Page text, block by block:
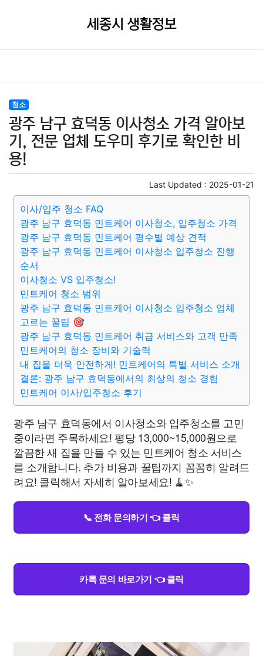
세종시 생활정보
청소
광주 남구 효덕동 이사청소 가격 알아보
기, 전문 업체 도우미 후기로 확인한 비
용!
Last Updated : 2025-01-21
이사/입주 청소 FAQ
광주 남구 효덕동 민트케어 이사청소, 입주청소 가격
광주 남구 효덕동 민트케어 평수별 예상 견적
광주 남구 효덕동 민트케어 이사청소 입주청소 진행
순서
이사청소 VS 입주청소!
민트케어 청소 범위
광주 남구 효덕동 민트케어 이사청소 입주청소 업체
고르는 꿀팁 🎯
광주 남구 효덕동 민트케어 취급 서비스와 고객 만족
민트케어의 청소 장비와 기술력
내 집을 더욱 안전하게! 민트케어의 특별 서비스 소개
결론: 광주 남구 효덕동에서의 최상의 청소 경험
민트케어 이사/입주청소 후기
광주 남구 효덕동에서 이사청소와 입주청소를 고민
중이라면 주목하세요! 평당 13,000~15,000원으로
깔끔한 새 집을 만들 수 있는 민트케어 청소 서비스
를 소개합니다. 추가 비용과 꿀팁까지 꼼꼼히 알려드
려요! 클릭해서 자세히 알아보세요! 🧹✨
📞 전화 문의하기 👈 클릭
카톡 문의 바로가기 👈 클릭